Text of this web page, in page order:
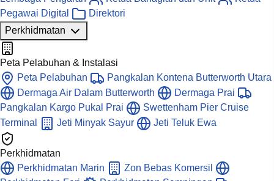
Pegawai Digital
Direktori
Perkhidmatan
Peta Pelabuhan & Instalasi
Peta Pelabuhan
Pangkalan Kontena Butterworth Utara
Dermaga Air Dalam Butterworth
Dermaga Prai
Pangkalan Kargo Pukal Prai
Swettenham Pier Cruise
Terminal
Jeti Minyak Sayur Jeti Teluk Ewa
Perkhidmatan
Perkhidmatan Marin
Zon Bebas Komersil